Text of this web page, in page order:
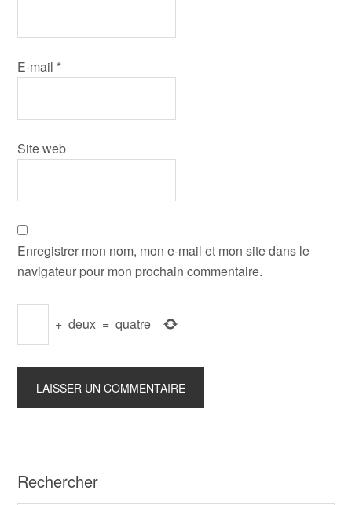
E-mail *
Site web
Enregistrer mon nom, mon e-mail et mon site dans le
navigateur pour mon prochain commentaire.
+ deux = quatre
Rechercher